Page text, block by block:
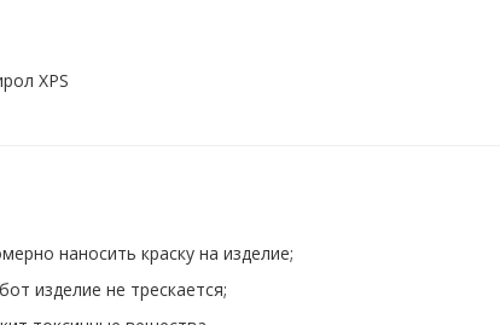
XPS
наносить краску на изделие;
изделие не трескается;